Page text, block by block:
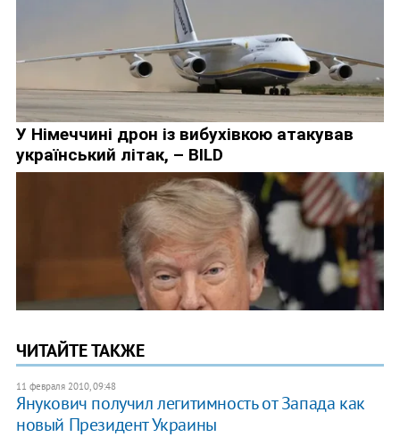
ЧИТАЙТЕ ТАКЖЕ
11 февраля 2010, 09:48
Янукович получил легитимность от Запада как
новый Президент Украины